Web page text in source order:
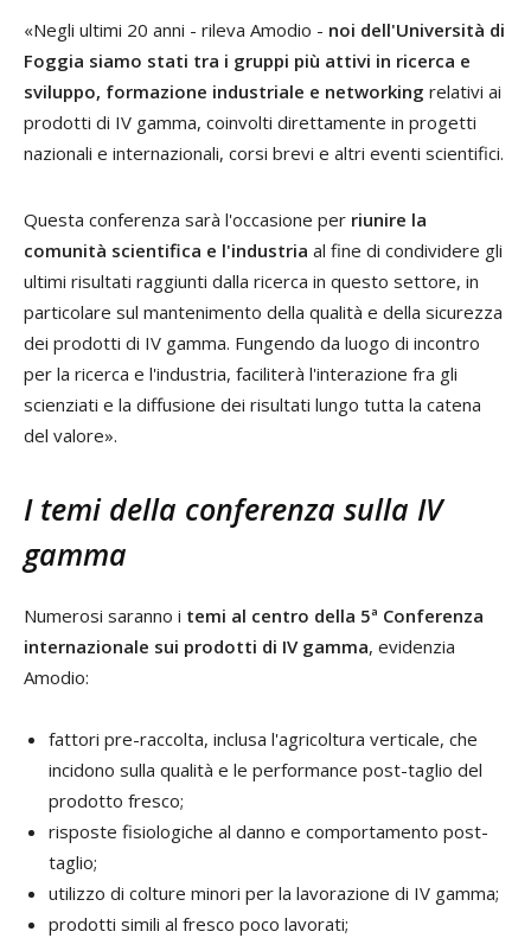
«Negli ultimi 20 anni - rileva Amodio - noi dell'Università di
Foggia siamo stati tra i gruppi più attivi in ricerca e
sviluppo, formazione industriale e networking relativi ai
prodotti di IV gamma, coinvolti direttamente in progetti
nazionali e internazionali, corsi brevi e altri eventi scientifici.
Questa conferenza sarà l'occasione per riunire la
comunità scientifica e l'industria al fine di condividere gli
ultimi risultati raggiunti dalla ricerca in questo settore, in
particolare sul mantenimento della qualità e della sicurezza
dei prodotti di IV gamma. Fungendo da luogo di incontro
per la ricerca e l'industria, faciliterà l'interazione fra gli
scienziati e la diffusione dei risultati lungo tutta la catena
del valore».
I temi della conferenza sulla IV
gamma
Numerosi saranno i temi al centro della 5ª Conferenza
internazionale sui prodotti di IV gamma, evidenzia
Amodio:
fattori pre-raccolta, inclusa l'agricoltura verticale, che
incidono sulla qualità e le performance post-taglio del
prodotto fresco;
risposte fisiologiche al danno e comportamento post-
taglio;
utilizzo di colture minori per la lavorazione di IV gamma;
prodotti simili al fresco poco lavorati;